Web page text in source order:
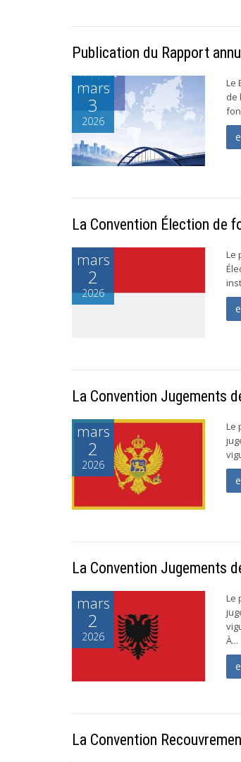
Publication du Rapport
mars
3
2026
Le
de
La Convention Élection de
mars
2
2026
Le
La Convention Jugements
mars
2
2026
Le
La Convention Jugements
mars
2
2026
Le
À...
La Convention